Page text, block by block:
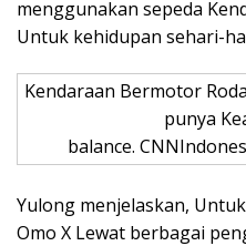
menggunakan sepeda
Untuk kehidupan sehari-
Kendaraan Bermotor
punya
balance.
Yulong menjelaskan,
Omo X Lewat berbagai